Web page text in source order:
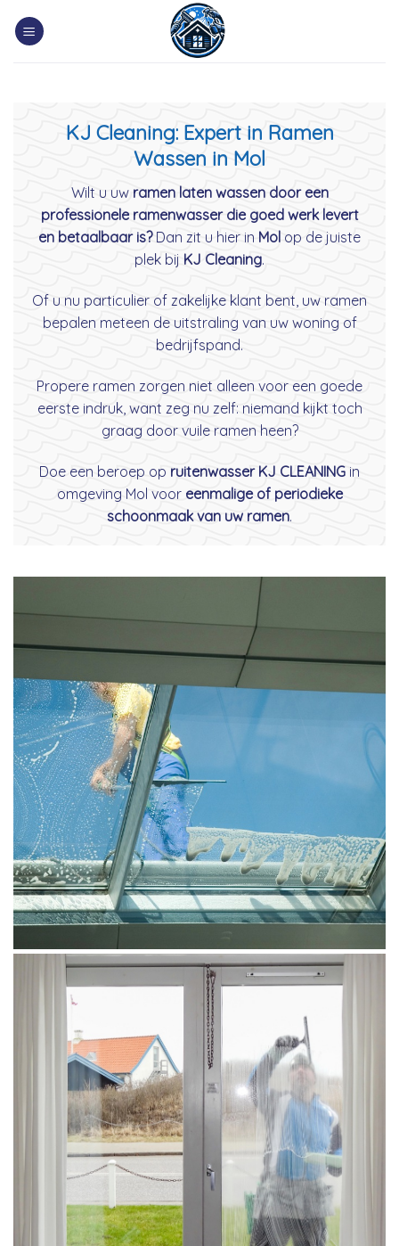
KJ Cleaning: Expert in Ramen
Wassen in Mol
Wilt u uw ramen laten wassen door een
professionele ramenwasser die goed werk levert
en betaalbaar is?Dan zit u hier in Mol op de juiste
plek bij KJ Cleaning.
Of u nu particulier of zakelijke klant bent, uw ramen
bepalen meteen de uitstraling van uw woning of
bedrijfspand.
Propere ramen zorgen niet alleen voor een goede
eerste indruk, want zeg nu zelf: niemand kijkt toch
graag door vuile ramen heen?
Doe een beroep op ruitenwasser KJ CLEANING in
omgeving Mol voor eenmalige of periodieke
schoonmaak van uw ramen.